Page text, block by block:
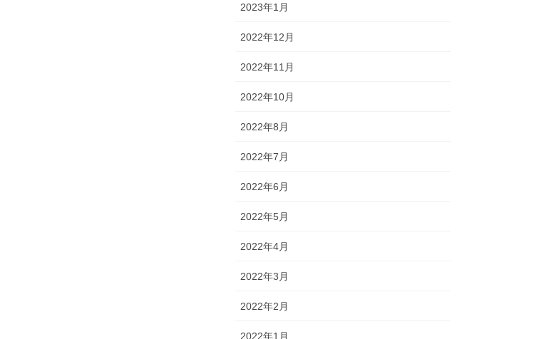
2023年1月
2022年12月
2022年11月
2022年10月
2022年8月
2022年7月
2022年6月
2022年5月
2022年4月
2022年3月
2022年2月
2022年1月